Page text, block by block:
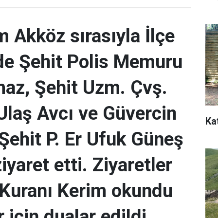
Akköz sırasıyla İlçe
Şehit Polis Memuru
Şehit Uzm. Çvş.
Avcı ve Güvercin
P. Er Ufuk Güneş
etti. Ziyaretler
Kerim okundu